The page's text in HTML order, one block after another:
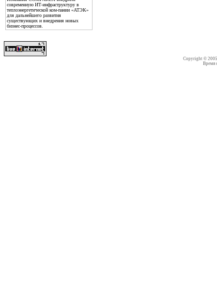
современную ИТ-инфраструктуру в
теплоэнергетической ком-пании «АТЭК»
для дальнейшего развития
существующих и внедрения новых
бизнес-процессов.
Copyright ©
Время